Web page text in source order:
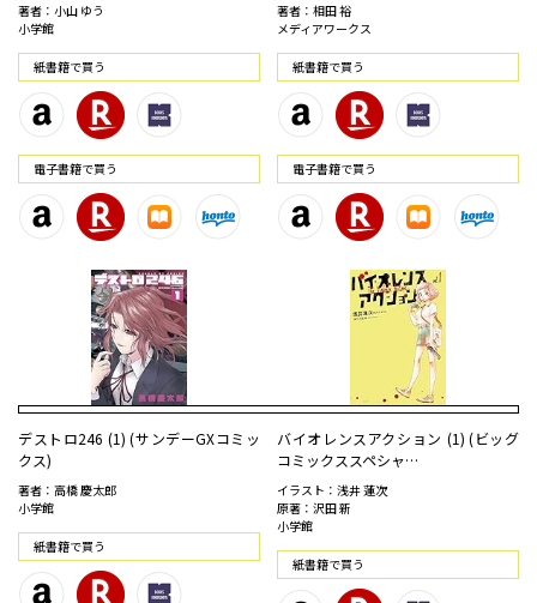
著者：小山 ゆう
小学館
紙書籍で買う
電⼦書籍で買う
著者：相田 裕
メディアワークス
紙書籍で買う
電⼦書籍で買う
デストロ246 (1) (サンデーGXコミッ
クス)
著者：高橋 慶太郎
小学館
紙書籍で買う
バイオレンスアクション (1) (ビッグ
コミックススペシャ…
イラスト：浅井 蓮次
原著：沢田 新
小学館
紙書籍で買う